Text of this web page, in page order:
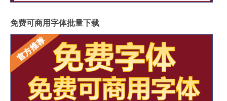
免费可商用字体批量下载